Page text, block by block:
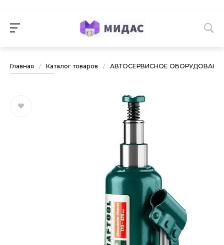
Главная / Каталог товаров / АВТОСЕРВИСНОЕ